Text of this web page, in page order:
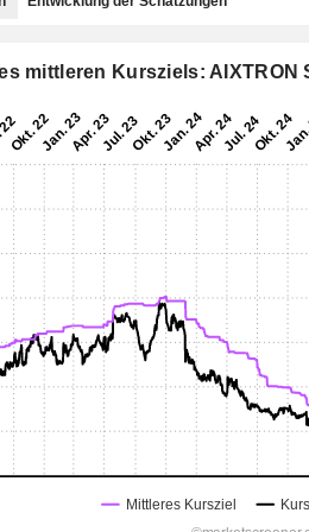
mittleren Kursziels: AIXTRON